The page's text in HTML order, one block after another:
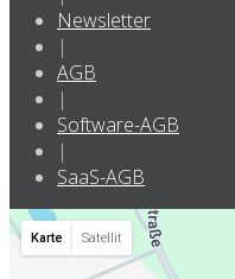
Newsletter
|
AGB
|
Software-AGB
|
SaaS-AGB
Karte Satellit